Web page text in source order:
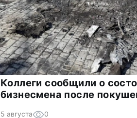
Коллеги сообщили о
бизнесмена после
5 августа 0